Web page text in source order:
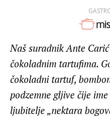
Naš suradnik Ante
čokoladnim tartufima.
čokoladni tartuf,
podzemne gljive čije
ljubitelje „nektara